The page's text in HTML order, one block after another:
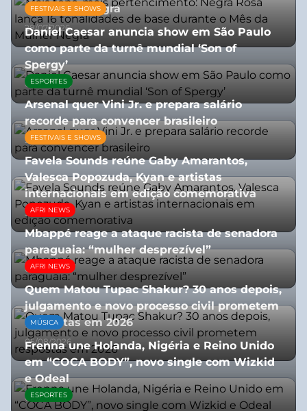
da Mulher Negra
28/07/2026
FESTIVAIS E SHOWS
Daniel Caesar anuncia show em São Paulo
como parte da turnê mundial ‘Son of
Spergy’
05/08/2026
ESPORTES
Arsenal quer Vini Jr. e prepara salário
recorde para convencer brasileiro
27/07/2026
FESTIVAIS E SHOWS
Favela Sounds reúne Gaby Amarantos,
Valesca Popozuda, Kyan e artistas
internacionais em edição comemorativa
31/07/2026
AFRI NEWS
Mbappé reage a ataque racista de senadora
paraguaia: “mulher desprezível”
07/07/2026
AFRI NEWS
Quem Matou Tupac Shakur? 30 anos depois,
julgamento e novo processo civil prometem
respostas em 2026
05/08/2026
MÚSICA
Frenna une Holanda, Nigéria e Reino Unido
em “COCA BODY”, novo single com Wizkid
e Odeal
07/07/2026
ESPORTES